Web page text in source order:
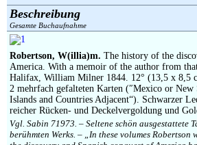
Widerruf
Über uns
Aktuelle Kataloge
Kontakt
Ankauf
Links
Impressum
Beschreibung
Gesamte Buchaufnahme
Robertson, W(illia)m. The history of the
America. With a memoir of the author from
Halifax, William Milner 1844. 12° (13,5 x
2 mehrfach gefalteten Karten (″Mexico or New
Islands and Countries Adjacent“). Schwarzer
reicher Rücken- und Deckelvergoldung und
Vgl. Sabin 71973. – Seltene schön ausgestattete
berühmten Werks. – „In these volumes